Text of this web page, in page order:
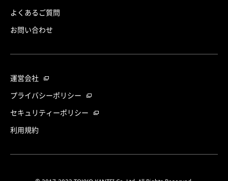
よくあるご質問
お問い合わせ
運営会社
プライバシーポリシー
セキュリティーポリシー
利用規約